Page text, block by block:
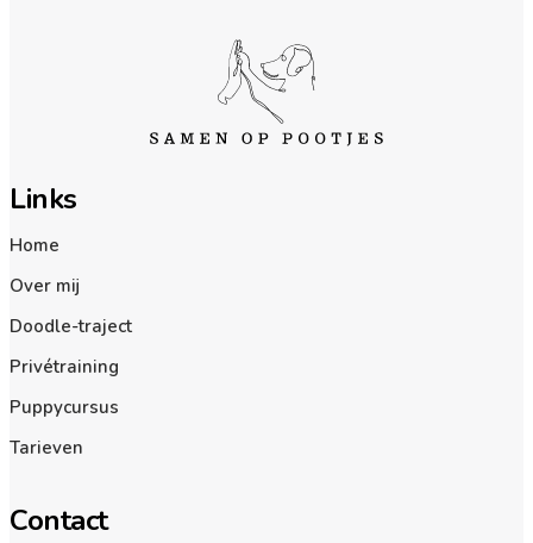
Links
Home
Over mij
Doodle-traject
Privétraining
Puppycursus
Tarieven
Contact